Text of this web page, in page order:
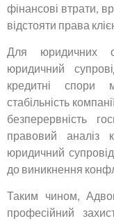
фінансові втрати,
відстояти права
Для юридичних
юридичний
кредитні спори
стабільність
безперервність
правовий аналіз
юридичний
до виникнення
Таким чином,
професійний